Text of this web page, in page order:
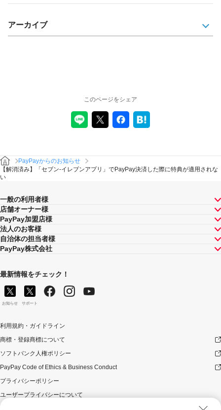
アーカイブ
このページをシェア
PayPayからのお知らせ
【解消済み】「セブン‐イレブンアプリ」でPayPay決済した際に特典が適用されな
い
一般の利用者様
店舗オーナー様
PayPay加盟店様
法人のお客様
自治体の担当者様
PayPay株式会社
最新情報をチェック！
お知らせ サポート
利用規約・ガイドライン
商標・登録商標について
ソフトバンク人権ポリシー
PayPay Code of Ethics & Business Conduct
プライバシーポリシー
ユーザープライバシーについて